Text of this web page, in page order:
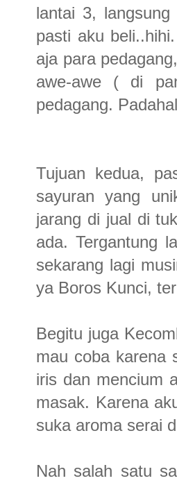
lantai 3,
pasti aku
aja para
awe-awe ( di
pedagang.
Tujuan kedua,
sayuran yang
jarang di jual di
ada. Tergantung
sekarang lagi
ya Boros Kunci,
Begitu juga
mau coba karena
iris dan mencium
masak. Karena
suka aroma serai
Nah salah satu